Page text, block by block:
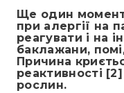
Ще один момент
при алергії на
реагувати і на
баклажани,
Причина
реактивності
рослин.